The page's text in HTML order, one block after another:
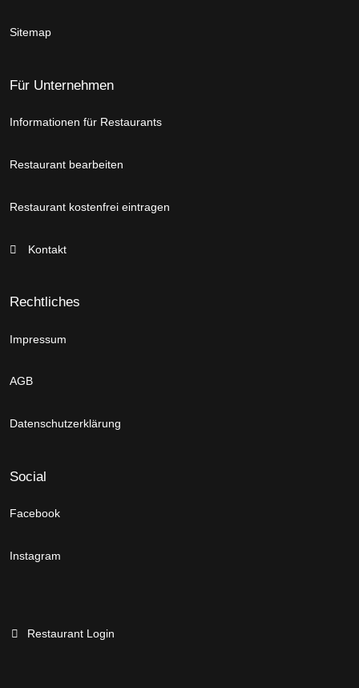
Sitemap
Für Unternehmen
Informationen für Restaurants
Restaurant bearbeiten
Restaurant kostenfrei eintragen
Kontakt
Rechtliches
Impressum
AGB
Datenschutzerklärung
Social
Facebook
Instagram
Restaurant Login